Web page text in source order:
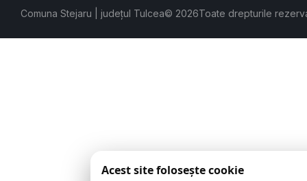
Comuna Stejaru | județul Tulcea© 2026Toate drepturile
Acest site folosește cookie